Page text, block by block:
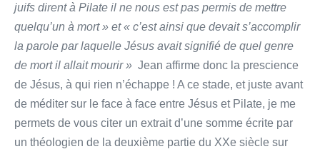
juifs dirent à Pilate il ne nous est pas permis de mettre
quelqu’un à mort » et « c’est ainsi que devait s’accomplir
la parole par laquelle Jésus avait signifié de quel genre
de mort il allait mourir » Jean affirme donc la prescience
de Jésus, à qui rien n’échappe ! A ce stade, et juste avant
de méditer sur le face à face entre Jésus et Pilate, je me
permets de vous citer un extrait d’une somme écrite par
un théologien de la deuxième partie du XXe siècle sur